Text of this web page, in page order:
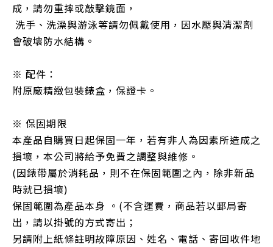
成，請勿重摔或敲擊鏡面，
洗手、洗澡與游泳等請勿佩戴使用，因水壓與清潔劑
會破壞防水結構。
※ 配件：
附原廠精緻包裝錶盒，保證卡。
※ 保固期限
本產品自購買日起保固一年，若有非人為因素所造成之
損壞，本公司將給予免費之調整與維修。
(因錶帶屬於消耗品，則不在保固範圍之內，除非新品
時就已損壞)
保固範圍為產品本身 。(不含運費，商品若以郵局寄
出，請以掛號的方式寄出；
另請附上紙條註明故障原因、姓名、電話、寄回收件地